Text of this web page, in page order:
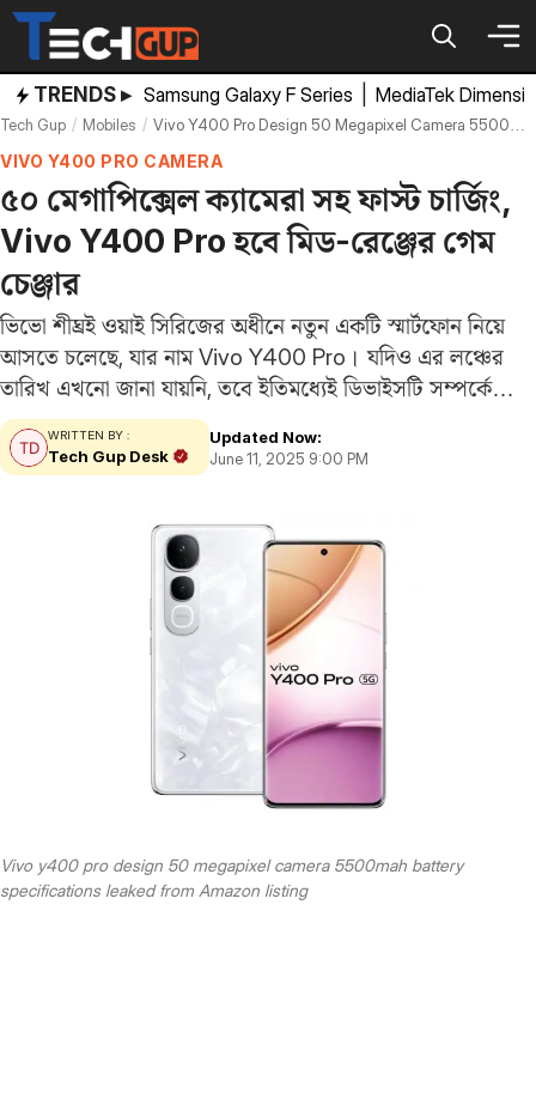
Skip
content
TRENDS ▸ Samsung Galaxy F Series MediaTek
Tech Gup Mobiles Vivo Y400 Pro Design 50 Megapixel Camera 5500mah Battery Specifications Leaked From Amazon Listing
VIVO Y400 PRO CAMERA
৫০ মেগাপিক্সেল ক্যামেরা সহ ফাস্ট চার্জিং,
Vivo Y400 Pro হবে মিড-রেঞ্জের গেম
চেঞ্জার
ভিভো শীঘ্রই ওয়াই সিরিজের অধীনে নতুন একটি স্মার্টফোন নিয়ে
আসতে চলেছে, যার নাম Vivo Y400 Pro। যদিও এর লঞ্চের
তারিখ এখনো জানা যায়নি, তবে ইতিমধ্যেই ডিভাইসটি সম্পর্কে
বিভিন্ন তথ্য ফাঁস হয়েছে। আজ আবার GSMArena তাদের
প্রতিবেদনে দাবি করেছে যে, কিছু…
WRITTEN BY :
Tech Gup Desk
Updated Now:
June 11, 2025 9:00 PM
Vivo y400 pro design 50 megapixel camera 5500mah battery
specifications leaked from Amazon listing